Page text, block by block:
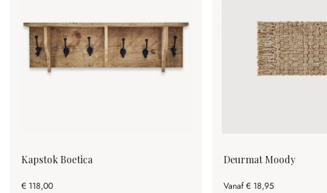
Kapstok Boetica
€ 118,00
Deurmat Moody
Vanaf € 18,95